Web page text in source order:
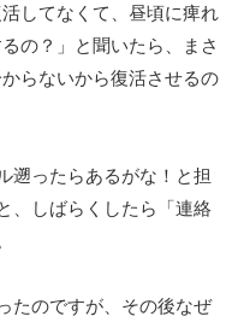
してなくて、昼頃に痺れ
の？」と聞いたら、まさ
らないから復活させるの
遡ったらあるがな！と担
、しばらくしたら「連絡
たのですが、その後なぜ